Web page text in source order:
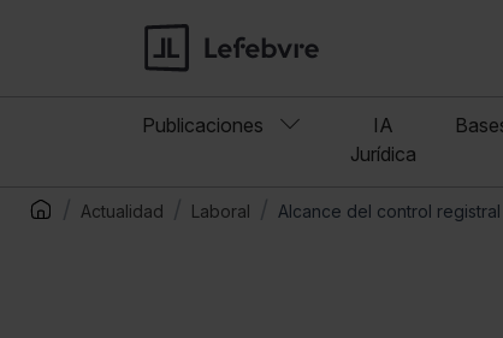
Publicaciones
IA
Jurídica
Actualidad Laboral Alcance del control